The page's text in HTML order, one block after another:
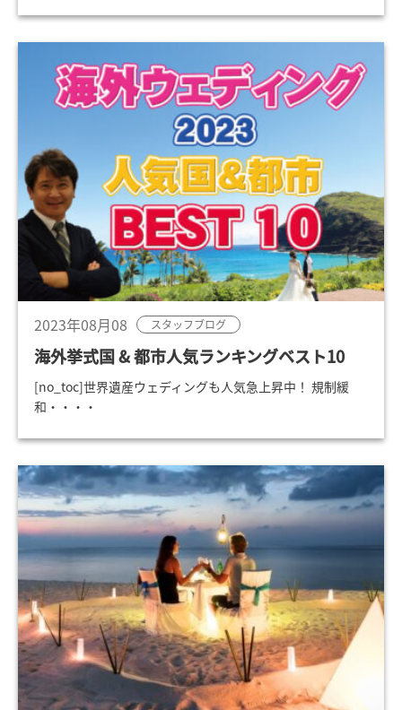
2023年08月08 スタッフブログ
海外挙式国 & 都市人気ランキングベスト10
[no_toc]世界遺産ウェディングも人気急上昇中！ 規制緩
和・・・・